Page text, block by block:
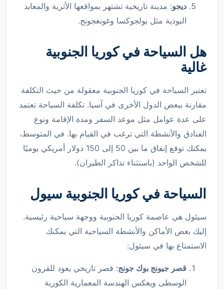
ديجو: مدينة تاريخية تشتهر بمواقعها الأثرية والمعابد
البوذية مثل بولجوكسا وغونغجونج.
هل السياحة في كوريا الجنوبية
غالية
تعتبر السياحة في كوريا الجنوبية معقولة من حيث التكلفة
مقارنة ببعض الدول الأخرى في آسيا. تكلفة السياحة تعتمد
على عدة عوامل مثل موعد السفر ومدة الإقامة ونوع
الفنادق والأنشطة التي ترغب في القيام بها. في المتوسط،
يمكنك توقع إنفاق ما بين 50 إلى 150 دولار أمريكي يوميًا
للشخص الواحد (باستثناء تذاكر الطيران).
السياحة في كوريا الجنوبية سيول
سيئول هي عاصمة كوريا الجنوبية ووجهة سياحية رئيسية.
إليك بعض الأماكن والأنشطة السياحية التي يمكنك
الاستمتاع بها في سيئول:
قصر جيونج بوك جونج: قصر تاريخي يعود للقرون
الوسطى ويعكس الهندسة المعمارية الكورية